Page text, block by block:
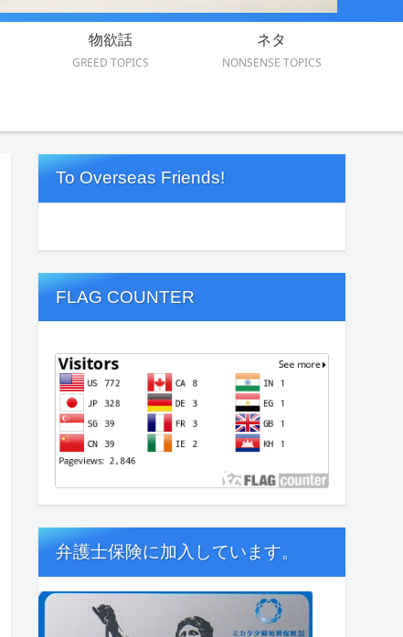
物欲話
GREED TOPICS
ネタ
NONSENSE TOPICS
To Overseas Friends!
FLAG COUNTER
弁護士保険に加入しています。